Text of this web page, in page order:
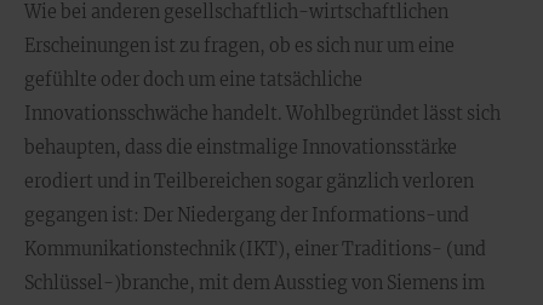
Wie bei anderen gesellschaftlich-wirtschaftlichen
Erscheinungen ist zu fragen, ob es sich nur um eine
gefühlte oder doch um eine tatsächliche
Innovationsschwäche handelt. Wohlbegründet lässt sich
behaupten, dass die einstmalige Innovationsstärke
erodiert und in Teilbereichen sogar gänzlich verloren
gegangen ist: Der Niedergang der Informations-und
Kommunikationstechnik (IKT), einer Traditions- (und
Schlüssel-)branche, mit dem Ausstieg von Siemens im